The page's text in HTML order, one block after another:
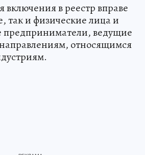
включения в реестр вправе
так и физические лица и
предприниматели, ведущие
относящимся